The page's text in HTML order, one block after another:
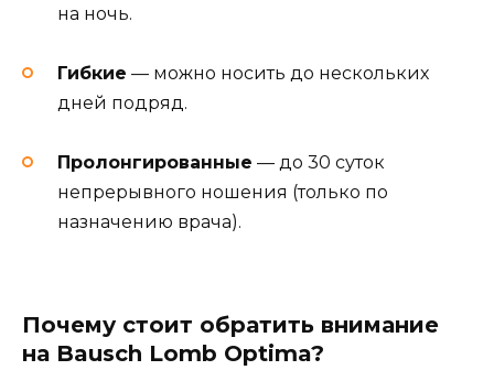
на ночь.
Гибкие — можно носить до нескольких
дней подряд.
Пролонгированные — до 30 суток
непрерывного ношения (только по
назначению врача).
Почему стоит обратить внимание
на Bausch Lomb Optima?